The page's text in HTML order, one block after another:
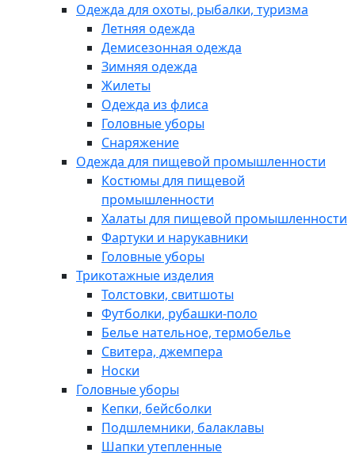
Одежда для охоты, рыбалки, туризма
Летняя одежда
Демисезонная одежда
Зимняя одежда
Жилеты
Одежда из флиса
Головные уборы
Снаряжение
Одежда для пищевой промышленности
Костюмы для пищевой
промышленности
Халаты для пищевой промышленности
Фартуки и нарукавники
Головные уборы
Трикотажные изделия
Толстовки, свитшоты
Футболки, рубашки-поло
Белье нательное, термобелье
Свитера, джемпера
Носки
Головные уборы
Кепки, бейсболки
Подшлемники, балаклавы
Шапки утепленные